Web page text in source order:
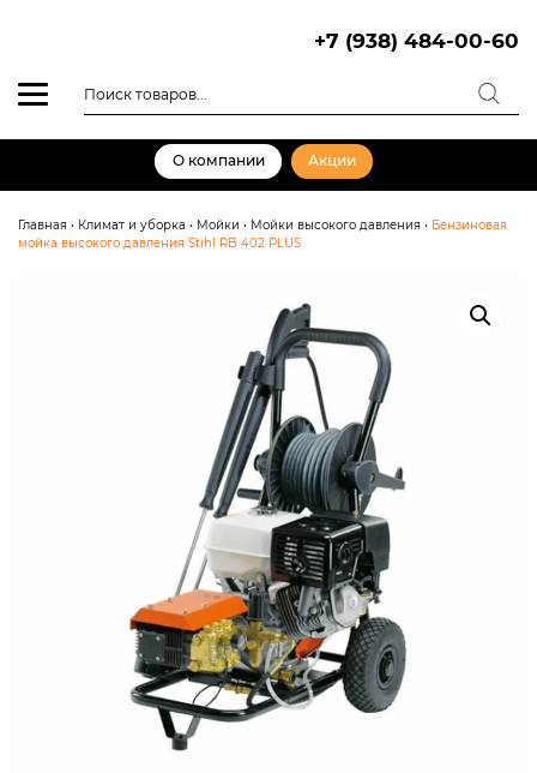
+7 (938) 484-00-60
товаров
О компании Акции
Главная • Климат и уборка • Мойки • Мойки высокого давления • Бензиновая
мойка высокого давления Stihl RB 402 PLUS